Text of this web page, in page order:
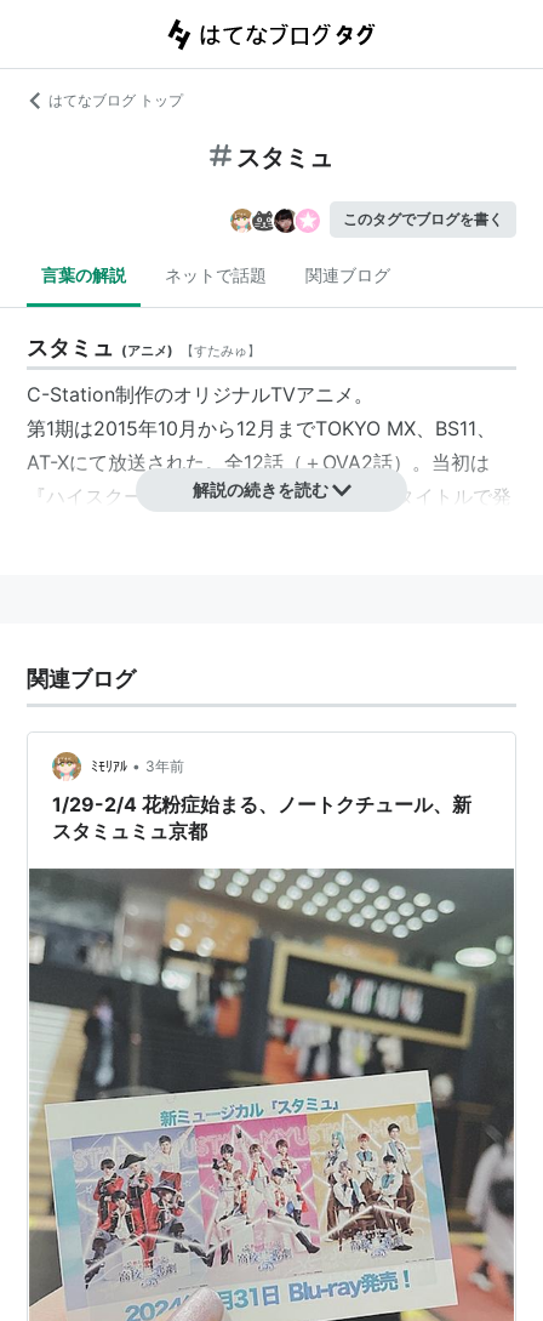
はてなブログ トップ
スタミュ
このタグでブログを書く
言葉の解説 ネットで話題 関連ブログ
スタミュ (アニメ) 【すたみゅ】
C-Station制作のオリジナルTVアニメ。
第1期は2015年10月から12月までTOKYO MX、BS11、
AT-Xにて放送された。全12話（＋OVA2話）。当初は
『ハイスクールスター・ミュージカル』のタイトルで発
スタッフ
監督：多田俊介
シリーズ構成：ハラダサヤカ
キャラクターデザイン：渡邉亜彩美
美術監督：前田実
色彩設計：津守裕子
色彩設計補：中平香織
撮影監督：堀内美咲、田中博章
3DCG：平川典史
デジタルワークス：C-Station Digital
編集：黒澤雅之
音響監督：明田川仁
音楽：Ken Arai
音楽制作：NBCユニバーサル・エンターテイメント
ジャパン
音楽プロデューサー：藤平直孝
エグゼクティブプロデューサー：臼井久人
解説の続きを読む
関連ブログ
ﾐﾓﾘｱﾙ • 3年前
1/29-2/4 花粉症始まる、ノートクチュール、新
スタミュミュ京都